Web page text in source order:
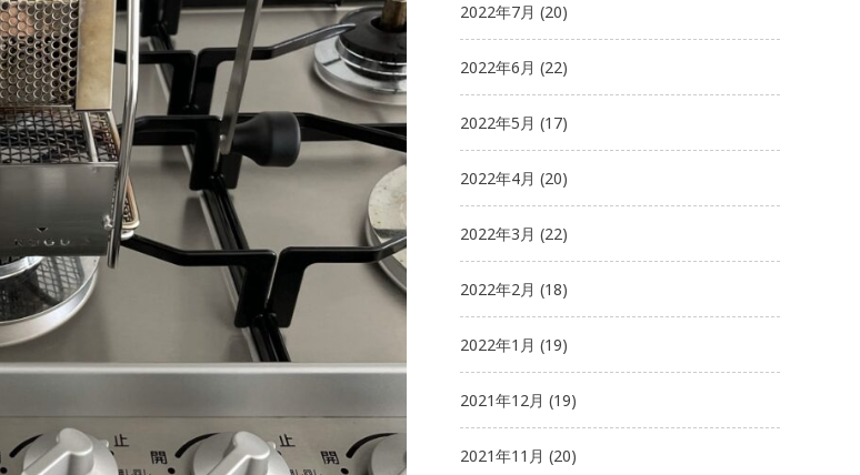
2022年7月 (20)
2022年6月 (22)
2022年5月 (17)
2022年4月 (20)
2022年3月 (22)
2022年2月 (18)
2022年1月 (19)
2021年12月 (19)
2021年11月 (20)